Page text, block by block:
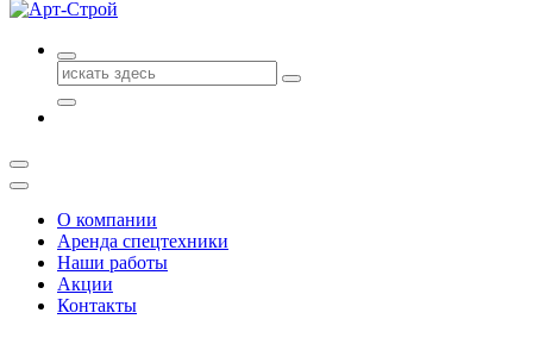
Поиск
для:
О компании
Аренда спецтехники
Наши работы
Акции
Контакты